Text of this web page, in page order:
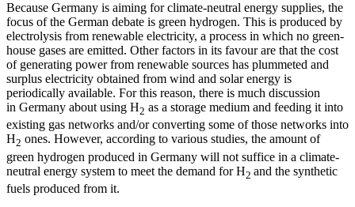
Because Germany is aiming for climate-neutral energy supplies, the
focus of the German debate is green hydrogen. This is produced by
electrolysis from renewable electricity, a process in which no green­
house gases are emitted. Other factors in its favour are that the cost
of generating power from renewable sources has plummeted and
surplus electricity obtained from wind and solar energy is
periodically available. For this reason, there is much discussion
in Germany about using H2 as a storage medium and feeding it into
existing gas net­works and/or converting some of those networks into
H2 ones. However, according to various studies, the amount of
green hydro­gen produced in Germany will not suffice in a climate-
neutral energy system to meet the demand for H2 and the syn­thetic
fuels produced from it.